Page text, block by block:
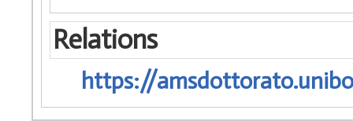
Relations
https://